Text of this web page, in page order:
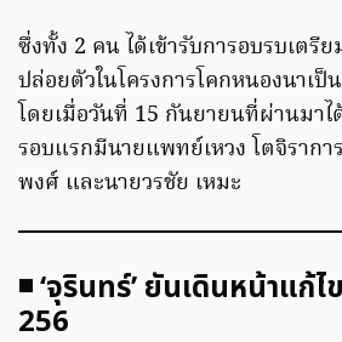
ซึ่งทั้ง 2 คน ได้เข้ารับการอบรบเตรี
ปล่อยตัวในโครงการโคกหนองนาเป็
โดยเมื่อวันที่ 15 กันยายนที่ผ่านมาไ
รอบแรกมีนายแพทย์เหวง โตจิราก
พงศ์ และนายวรชัย เหมะ
◾ ‘จุรินทร์’ ยันเดินหน้าแก้
256